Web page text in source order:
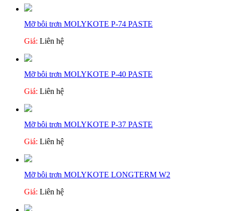
Mỡ bôi trơn MOLYKOTE P-74 PASTE
Giá: Liên hệ
Mỡ bôi trơn MOLYKOTE P-40 PASTE
Giá: Liên hệ
Mỡ bôi trơn MOLYKOTE P-37 PASTE
Giá: Liên hệ
Mỡ bôi trơn MOLYKOTE LONGTERM W2
Giá: Liên hệ